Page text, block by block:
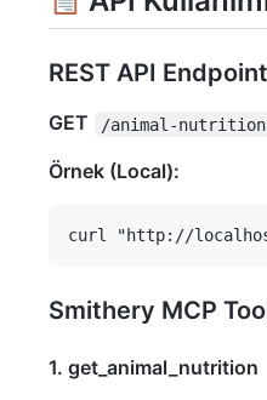
REST API Endpoint
GET /animal-
Örnek (Local):
Smithery MCP
1. get_animal_nutrition